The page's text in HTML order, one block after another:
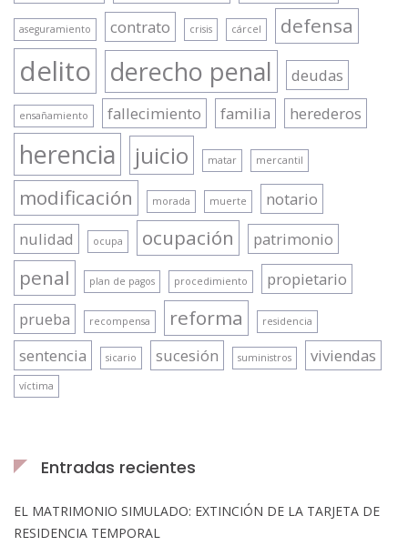
aseguramiento contrato crisis cárcel defensa
delito derecho penal deudas
ensañamiento fallecimiento familia herederos
herencia juicio matar mercantil
modificación morada muerte
notario
nulidad
ocupa ocupación patrimonio
penal plan de pagos procedimiento
propietario
prueba
recompensa reforma residencia
sentencia sicario sucesión suministros viviendas
víctima
Entradas recientes
EL MATRIMONIO SIMULADO: EXTINCIÓN DE LA TARJETA DE
RESIDENCIA TEMPORAL